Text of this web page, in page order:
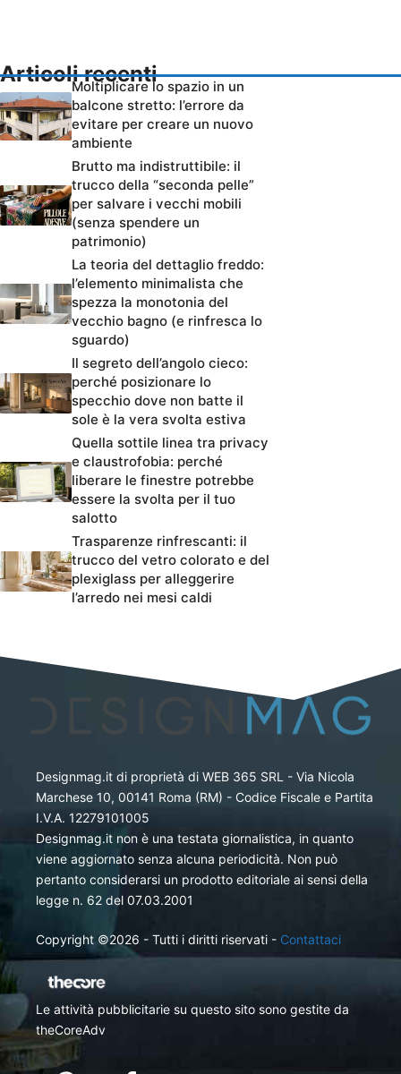
Articoli recenti
Moltiplicare lo spazio in un
balcone stretto: l’errore da
evitare per creare un nuovo
ambiente
Brutto ma indistruttibile: il
trucco della “seconda pelle”
per salvare i vecchi mobili
(senza spendere un
patrimonio)
La teoria del dettaglio freddo:
l’elemento minimalista che
spezza la monotonia del
vecchio bagno (e rinfresca lo
sguardo)
Il segreto dell’angolo cieco:
perché posizionare lo
specchio dove non batte il
sole è la vera svolta estiva
Quella sottile linea tra privacy
e claustrofobia: perché
liberare le finestre potrebbe
essere la svolta per il tuo
salotto
Trasparenze rinfrescanti: il
trucco del vetro colorato e del
plexiglass per alleggerire
l’arredo nei mesi caldi
Designmag.it di proprietà di WEB 365 SRL - Via Nicola
Marchese 10, 00141 Roma (RM) - Codice Fiscale e Partita
I.V.A. 12279101005
Designmag.it non è una testata giornalistica, in quanto
viene aggiornato senza alcuna periodicità. Non può
pertanto considerarsi un prodotto editoriale ai sensi della
legge n. 62 del 07.03.2001
Copyright ©2026 - Tutti i diritti riservati - Contattaci
Le attività pubblicitarie su questo sito sono gestite da
theCoreAdv